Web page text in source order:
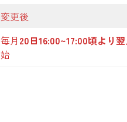
変更後
毎月 20日16:00~17:00頃より
始